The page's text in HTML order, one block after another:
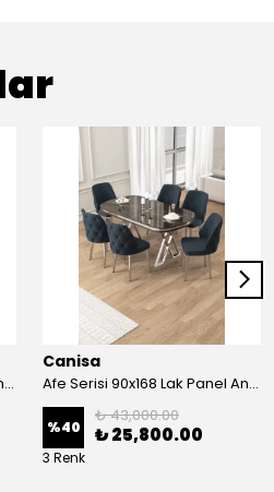
Afe Serisi 90x168 Lak Panel Antrasit İroni Masa ve 6 Sandalye Gold Kaplama Ayak
Canisa
Afe Serisi 90x168 Lak Panel Antrasit İroni Masa ve 6 Sandalye Krom Kaplama Ayak
%40
₺ 43,000.00
₺ 25,800.00
3 Renk